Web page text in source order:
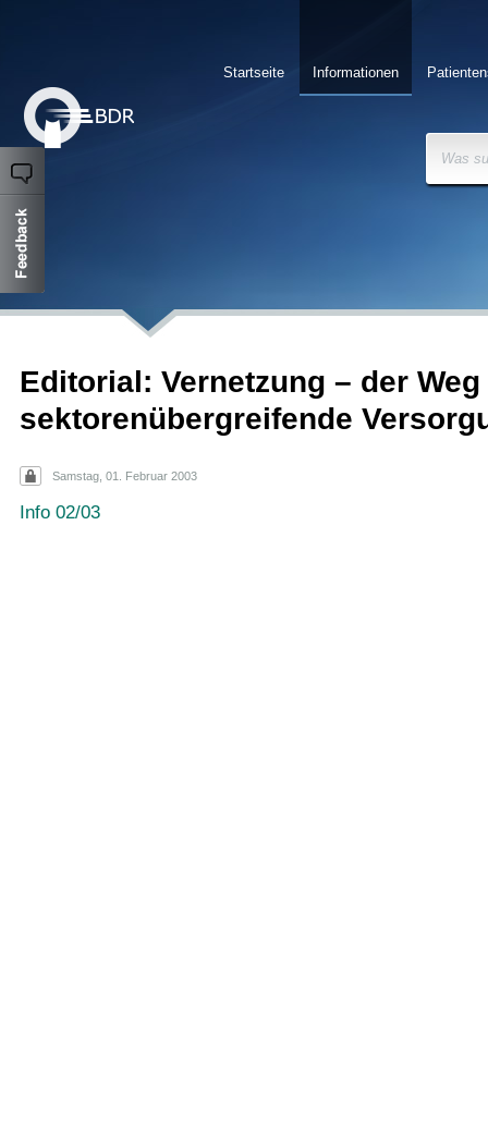
Informationen
Startseite
Was
Editorial: Vernetzung – der Weg
sektorenübergreifende
Samstag, 01. Februar 2003
Info 02/03